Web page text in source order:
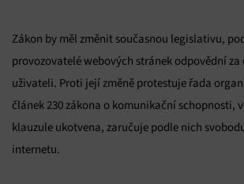
Zákon by měl změnit současnou legislativu,
provozovatelé webových stránek odpovědní
uživateli. Proti její změně protestuje řada
článek 230 zákona o komunikační schopnosti,
klauzule ukotvena, zaručuje podle nich
internetu.